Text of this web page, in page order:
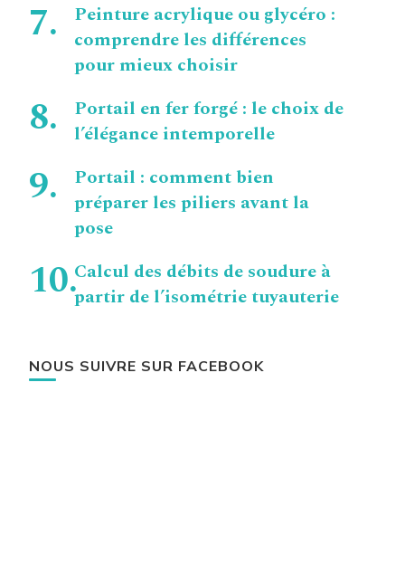
Peinture acrylique ou glycéro :
comprendre les différences
pour mieux choisir
Portail en fer forgé : le choix de
l’élégance intemporelle
Portail : comment bien
préparer les piliers avant la
pose
Calcul des débits de soudure à
partir de l’isométrie tuyauterie
NOUS SUIVRE SUR FACEBOOK